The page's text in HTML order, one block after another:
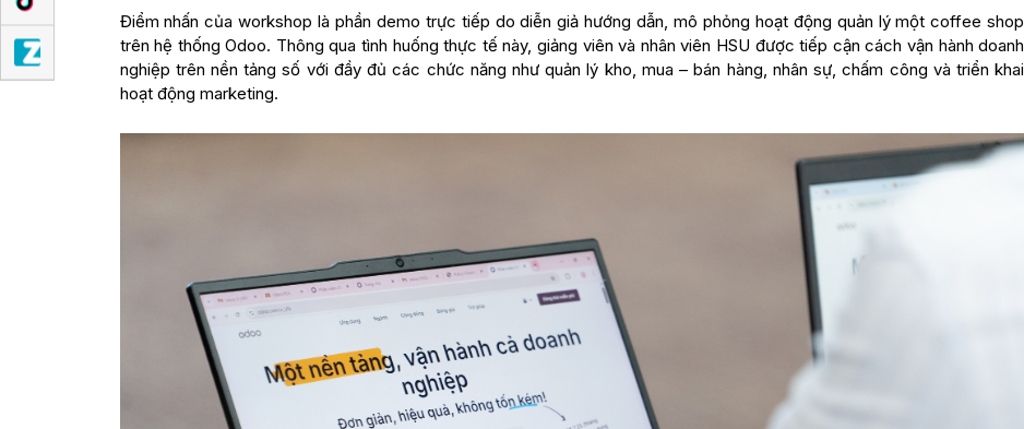
Điểm nhấn của workshop là phần demo trực tiếp do diễn giả hướng dẫn, mô phỏng hoạt động quản lý một coffee shop
trên hệ thống Odoo. Thông qua tình huống thực tế này, giảng viên và nhân viên HSU được tiếp cận cách vận hành doanh
nghiệp trên nền tảng số với đầy đủ các chức năng như quản lý kho, mua – bán hàng, nhân sự, chấm công và triển khai
hoạt động marketing.